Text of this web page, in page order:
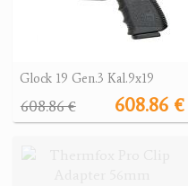
Glock 19 Gen.3 Kal.9x19
608.86 €
608.86 €